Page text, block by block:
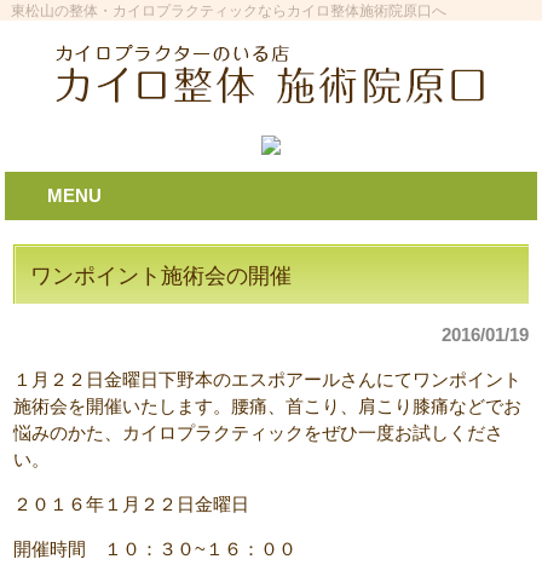
東松山の整体・カイロプラクティックならカイロ整体施術院原口へ
MENU
ワンポイント施術会の開催
2016/01/19
１月２２日金曜日下野本のエスポアールさんにてワンポイント
施術会を開催いたします。腰痛、首こり、肩こり膝痛などでお
悩みのかた、カイロプラクティックをぜひ一度お試しくださ
い。
２０１６年１月２２日金曜日
開催時間 １０：３０~１６：００